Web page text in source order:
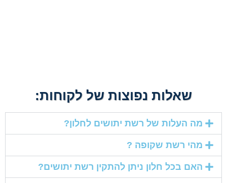
שאלות נפוצות של לקוחות:
מה העלות של רשת יתושים לחלון?
מהי רשת שקופה ?
האם בכל חלון ניתן להתקין רשת יתושים?